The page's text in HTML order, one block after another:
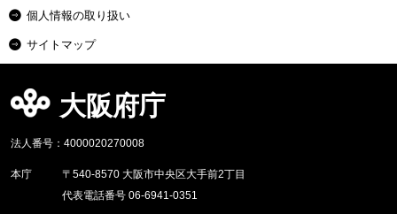
個人情報の取り扱い
サイトマップ
大阪府庁
法人番号：4000020270008
本庁
〒540-8570 大阪市中央区大手前2丁目
代表電話番号 06-6941-0351